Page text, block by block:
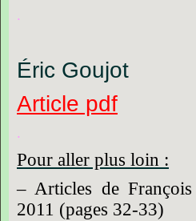
.
Éric Goujot
Article pdf
.
Pour aller plus loin :
– Articles de
2011 (pages 32-33)